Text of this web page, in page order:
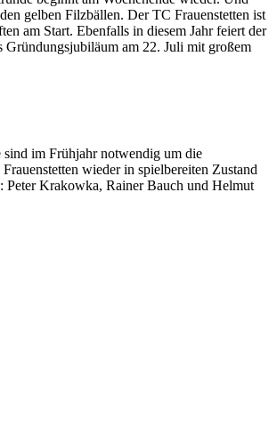
gelben Filzbällen. Der TC Frauenstetten ist
am Start. Ebenfalls in diesem Jahr feiert der
Gründungsjubiläum am 22. Juli mit großem
im Frühjahr notwendig um die
wieder in spielbereiten Zustand
Peter Krakowka, Rainer Bauch und Helmut